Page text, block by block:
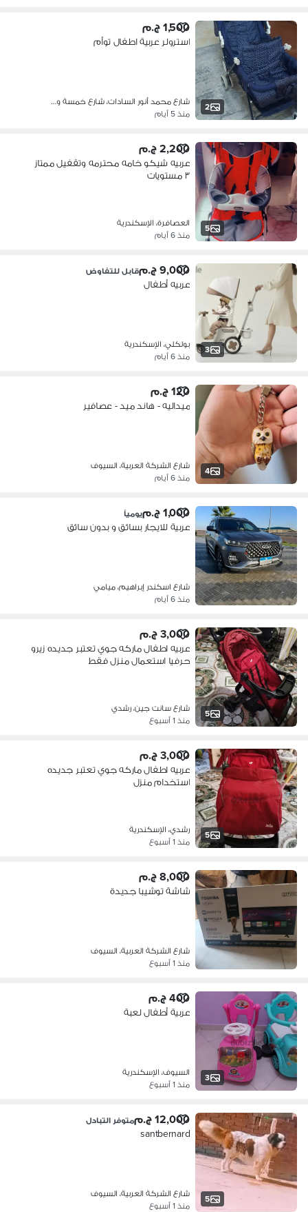
2
1,500 ج.م
استرولر عربية اطفال توأم
شارع محمد أنور السادات، شارع خمسة و…
منذ 5 أيام
5
2,200 ج.م
عربيه شيكو خامه محترمه وتقفيل ممتاز
٣ مستويات
العصافرة، الإسكندرية
منذ 6 أيام
3
9,000 ج.م قابل للتفاوض
عربيه أطفال
بولكلي، الإسكندرية
منذ 6 أيام
4
120 ج.م
ميداليه - هاند ميد - عصافير
شارع الشركة العربية، السيوف
منذ 6 أيام
1,000 ج.م يومياً
عربية للايجار بسائق و بدون سائق
شارع اسكندر إبراهيم، ميامي
منذ 6 أيام
5
3,000 ج.م
عربيه اطفال ماركه جوي تعتبر جديده زيرو
حرفيا استعمال منزل فقط
شارع سانت جين، رشدي
منذ 1 أسبوع
5
3,000 ج.م
عربيه اطفال ماركه جوي تعتبر جديده
استخدام منزل
رشدي، الإسكندرية
منذ 1 أسبوع
8,000 ج.م
شاشة توشيبا جديدة
شارع الشركة العربية، السيوف
منذ 1 أسبوع
3
400 ج.م
عربية أطفال لعبة
السيوف، الإسكندرية
منذ 1 أسبوع
5
12,000 ج.م متوفر التبادل
santbernard
شارع الشركة العربية، السيوف
منذ 1 أسبوع